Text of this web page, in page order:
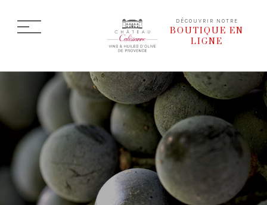
DÉCOUVRIR NOTRE
BOUTIQUE EN
LIGNE